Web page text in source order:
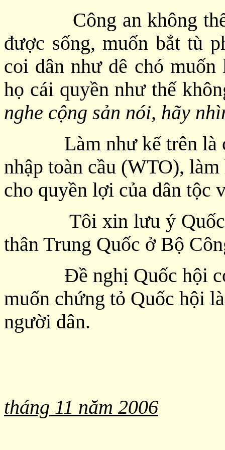
Công an không thể là
được sống, muốn bắt tù
coi dân như dê chó
họ cái quyền như thế
nghe cộng sản nói, hãy
Làm như kể trên là
nhập toàn cầu (WTO),
cho quyền lợi của dân tộc
Tôi xin lưu ý Quốc
thân Trung Quốc ở Bộ
Đề nghị Quốc hội có
muốn chứng tỏ Quốc hội
người dân.
tháng 11 năm 2006